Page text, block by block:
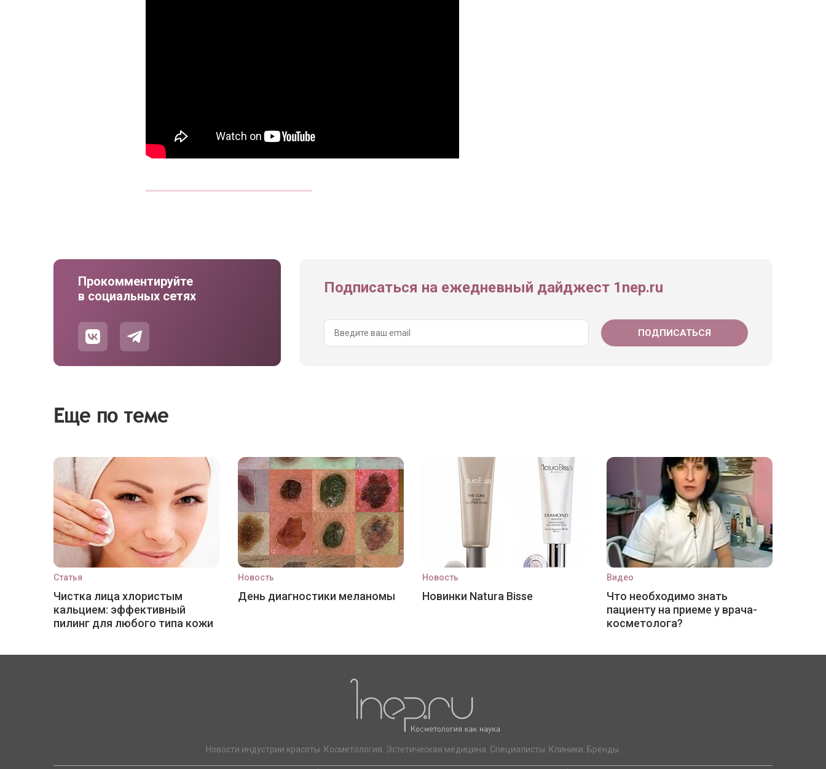
Прокомментируйте
в социальных сетях
Подписаться на ежедневный дайджест 1nep.ru
Еще по теме
Статья
Чистка лица хлористым
кальцием: эффективный
пилинг для любого типа кожи
Новость
День диагностики меланомы
Новость
Новинки Natura Bisse
Видео
Что необходимо знать
пациенту на приеме у врача-
косметолога?
Новости индустрии красоты. Косметология. Эстетическая медицина. Специалисты. Клиники. Бренды.